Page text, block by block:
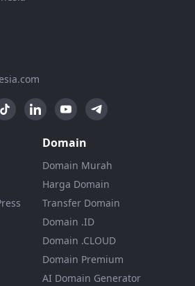
Domain
Domain Murah
Harga Domain
Transfer Domain
Domain .ID
Domain .CLOUD
Domain Premium
AI Domain Generator